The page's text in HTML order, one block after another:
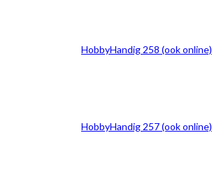
HobbyHandig 258 (ook online)
HobbyHandig 257 (ook online)